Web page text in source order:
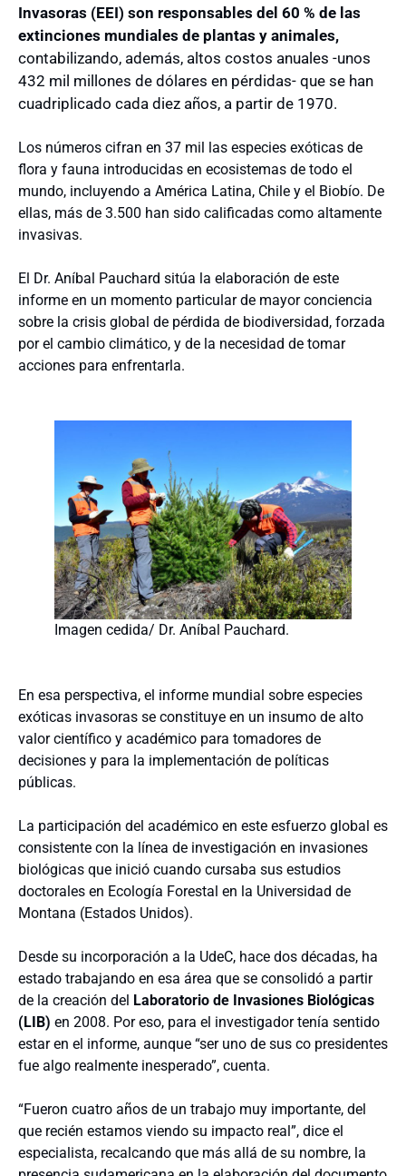
Invasoras (EEI) son responsables del 60 % de las
extinciones mundiales de plantas y animales,
contabilizando, además, altos costos anuales -unos
432 mil millones de dólares en pérdidas- que se han
cuadriplicado cada diez años, a partir de 1970.
Los números cifran en 37 mil las especies exóticas de
flora y fauna introducidas en ecosistemas de todo el
mundo, incluyendo a América Latina, Chile y el Biobío. De
ellas, más de 3.500 han sido calificadas como altamente
invasivas.
El Dr. Aníbal Pauchard sitúa la elaboración de este
informe en un momento particular de mayor conciencia
sobre la crisis global de pérdida de biodiversidad, forzada
por el cambio climático, y de la necesidad de tomar
acciones para enfrentarla.
Imagen cedida/ Dr. Aníbal Pauchard.
En esa perspectiva, el informe mundial sobre especies
exóticas invasoras se constituye en un insumo de alto
valor científico y académico para tomadores de
decisiones y para la implementación de políticas
públicas.
La participación del académico en este esfuerzo global es
consistente con la línea de investigación en invasiones
biológicas que inició cuando cursaba sus estudios
doctorales en Ecología Forestal en la Universidad de
Montana (Estados Unidos).
Desde su incorporación a la UdeC, hace dos décadas, ha
estado trabajando en esa área que se consolidó a partir
de la creación del Laboratorio de Invasiones Biológicas
(LIB) en 2008. Por eso, para el investigador tenía sentido
estar en el informe, aunque “ser uno de sus co presidentes
fue algo realmente inesperado”, cuenta.
“Fueron cuatro años de un trabajo muy importante, del
que recién estamos viendo su impacto real”, dice el
especialista, recalcando que más allá de su nombre, la